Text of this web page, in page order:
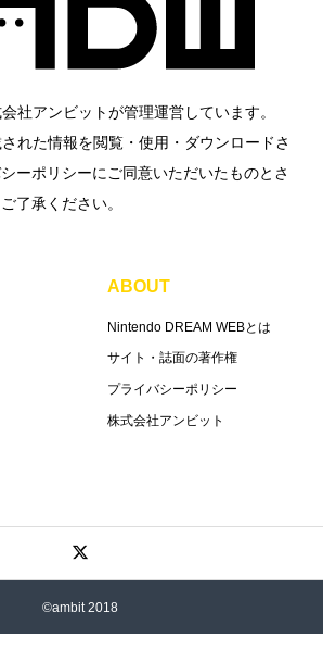
社アンビットが管理運営しています。
れた情報を閲覧・使用・ダウンロードさ
ーポリシーにご同意いただいたものとさ
了承ください。
ABOUT
Nintendo DREAM WEBとは
サイト・誌面の著作権
プライバシーポリシー
株式会社アンビット
©ambit 2018